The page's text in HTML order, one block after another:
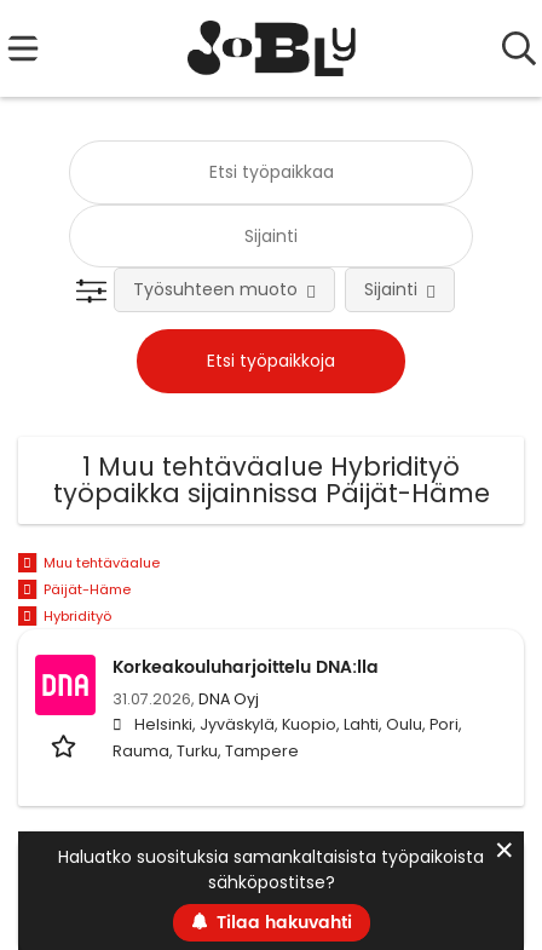
Työsuhteen muoto Sijainti
1 Muu tehtäväalue Hybridityö
työpaikka sijainnissa Päijät-Häme
Muu tehtäväalue
Päijät-Häme
Hybridityö
Korkeakouluharjoittelu DNA:lla
31.07.2026, DNA Oyj
Helsinki, Jyväskylä, Kuopio, Lahti, Oulu, Pori,
Rauma, Turku, Tampere
Haluatko suosituksia samankaltaisista työpaikoista
sähköpostitse?
Tilaa hakuvahti
✕